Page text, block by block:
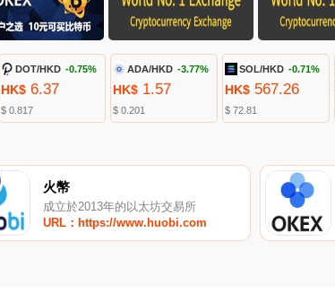
DOT/HKD -0.75%
HK$6.37
$ 0.817
ADA/HKD -3.77%
HK$1.57
$ 0.201
SOL/HKD -0.71%
HK$ 567.26
$ 72.81
火幣
成立於2013年的以太坊交易所
URL：https://www.huobi.com